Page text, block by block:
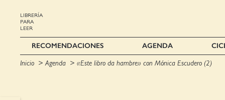
LIBRERÍA
PARA
LEER
RECOMENDACIONES AGENDA
Inicio Agenda «Este libro da hambre» con Mónica Escudero (2)